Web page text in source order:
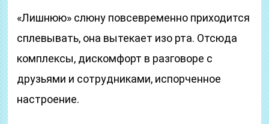
«Лишнюю» слюну повсевременно приходится
сплевывать, она вытекает изо рта. Отсюда
комплексы, дискомфорт в разговоре с
друзьями и сотрудниками, испорченное
настроение.